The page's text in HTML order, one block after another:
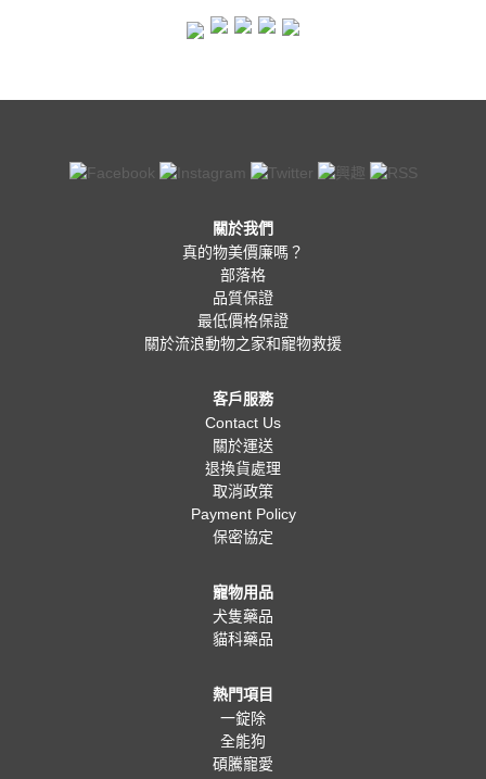
關於我們
真的物美價廉嗎？
部落格
品質保證
最低價格保證
關於流浪動物之家和寵物救援
客戶服務
Contact Us
關於運送
退換貨處理
取消政策
Payment Policy
保密協定
寵物用品
犬隻藥品
貓科藥品
熱門項目
一錠除
全能狗
碩騰寵愛